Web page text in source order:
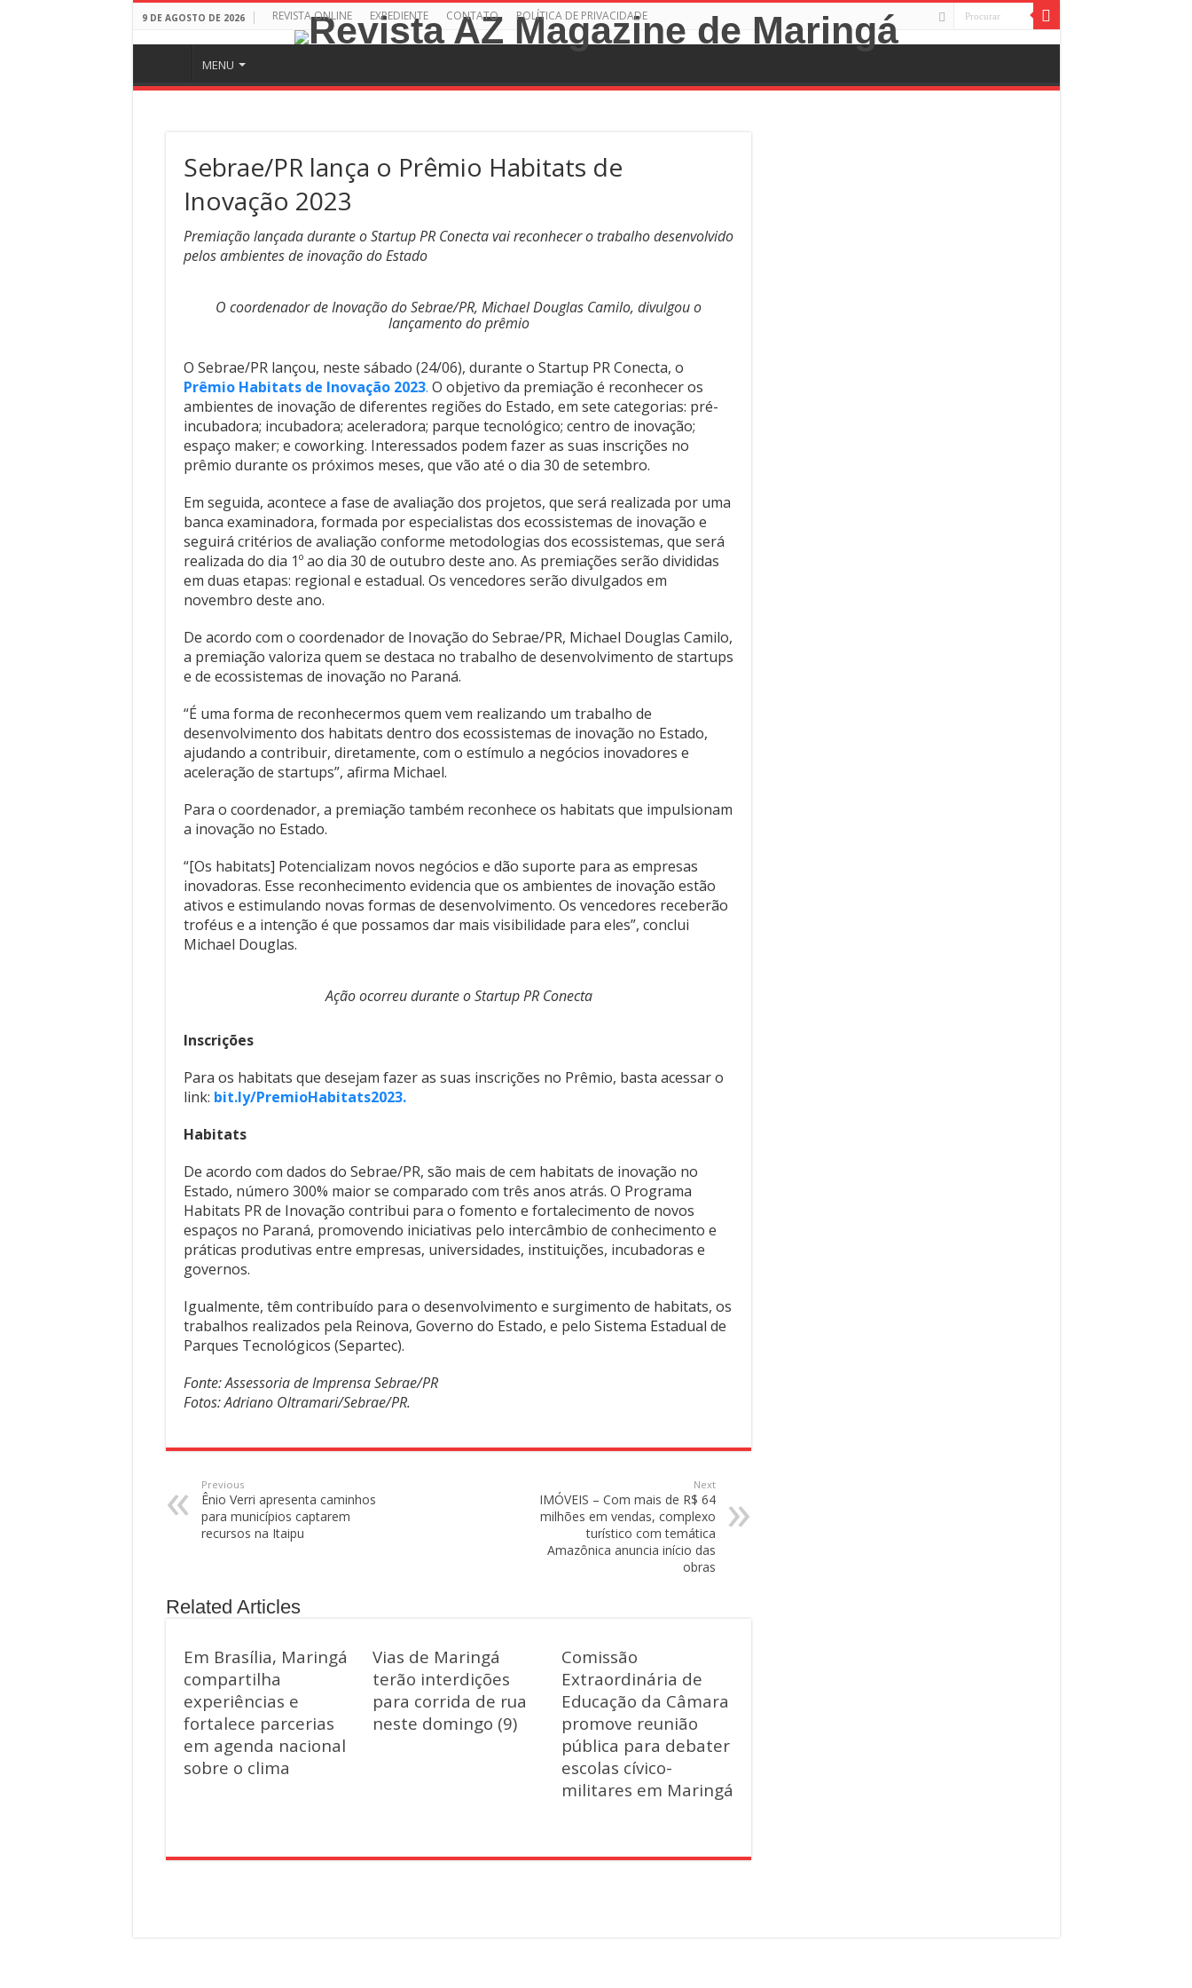
9 DE AGOSTO DE 2026 REVISTA ONLINE EXPEDIENTE CONTATO POLÍTICA DE PRIVACIDADE
MENU
Sebrae/PR lança o Prêmio Habitats de
Inovação 2023
Premiação lançada durante o Startup PR Conecta vai reconhecer o trabalho desenvolvido
pelos ambientes de inovação do Estado
O coordenador de Inovação do Sebrae/PR, Michael Douglas Camilo, divulgou o
lançamento do prêmio
O Sebrae/PR lançou, neste sábado (24/06), durante o Startup PR Conecta, o
Prêmio Habitats de Inovação 2023. O objetivo da premiação é reconhecer os
ambientes de inovação de diferentes regiões do Estado, em sete categorias: pré-
incubadora; incubadora; aceleradora; parque tecnológico; centro de inovação;
espaço maker; e coworking. Interessados podem fazer as suas inscrições no
prêmio durante os próximos meses, que vão até o dia 30 de setembro.
Em seguida, acontece a fase de avaliação dos projetos, que será realizada por uma
banca examinadora, formada por especialistas dos ecossistemas de inovação e
seguirá critérios de avaliação conforme metodologias dos ecossistemas, que será
realizada do dia 1º ao dia 30 de outubro deste ano. As premiações serão divididas
em duas etapas: regional e estadual. Os vencedores serão divulgados em
novembro deste ano.
De acordo com o coordenador de Inovação do Sebrae/PR, Michael Douglas Camilo,
a premiação valoriza quem se destaca no trabalho de desenvolvimento de startups
e de ecossistemas de inovação no Paraná.
“É uma forma de reconhecermos quem vem realizando um trabalho de
desenvolvimento dos habitats dentro dos ecossistemas de inovação no Estado,
ajudando a contribuir, diretamente, com o estímulo a negócios inovadores e
aceleração de startups”, afirma Michael.
Para o coordenador, a premiação também reconhece os habitats que impulsionam
a inovação no Estado.
“[Os habitats] Potencializam novos negócios e dão suporte para as empresas
inovadoras. Esse reconhecimento evidencia que os ambientes de inovação estão
ativos e estimulando novas formas de desenvolvimento. Os vencedores receberão
troféus e a intenção é que possamos dar mais visibilidade para eles”, conclui
Michael Douglas.
Ação ocorreu durante o Startup PR Conecta
Inscrições
Para os habitats que desejam fazer as suas inscrições no Prêmio, basta acessar o
link: bit.ly/PremioHabitats2023.
Habitats
De acordo com dados do Sebrae/PR, são mais de cem habitats de inovação no
Estado, número 300% maior se comparado com três anos atrás. O Programa
Habitats PR de Inovação contribui para o fomento e fortalecimento de novos
espaços no Paraná, promovendo iniciativas pelo intercâmbio de conhecimento e
práticas produtivas entre empresas, universidades, instituições, incubadoras e
governos.
Igualmente, têm contribuído para o desenvolvimento e surgimento de habitats, os
trabalhos realizados pela Reinova, Governo do Estado, e pelo Sistema Estadual de
Parques Tecnológicos (Separtec).
Fonte: Assessoria de Imprensa Sebrae/PR
Fotos:Adriano Oltramari/Sebrae/PR.
Previous
Ênio Verri apresenta caminhos
para municípios captarem
recursos na Itaipu
Next
IMÓVEIS – Com mais de R$ 64
milhões em vendas, complexo
turístico com temática
Amazônica anuncia início das
obras
Related Articles
Em Brasília, Maringá
compartilha
experiências e
fortalece parcerias
em agenda nacional
sobre o clima
Vias de Maringá
terão interdições
para corrida de rua
neste domingo (9)
Comissão
Extraordinária de
Educação da Câmara
promove reunião
pública para debater
escolas cívico-
militares em Maringá